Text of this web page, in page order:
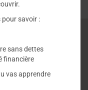
libre
pour savoir :
sans dettes
financière
vas apprendre